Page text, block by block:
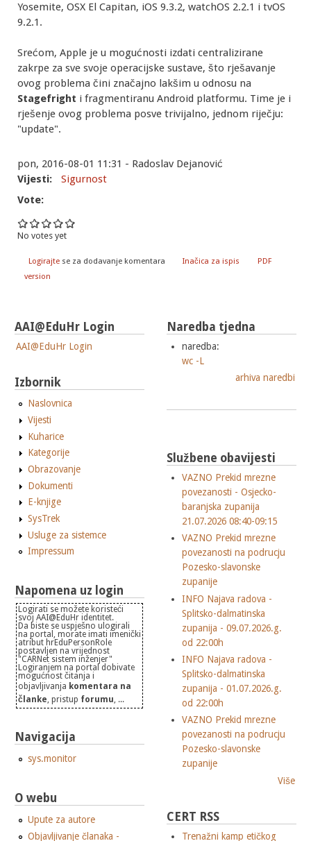
Yosemite, OSX El Capitan, iOS 9.3.2, watchOS 2.2.1 i tvOS
9.2.1.
Srećom, Apple je u mogućnosti izdati centralizirane
zakrpe za sve svoje operacijske sustave, što rješavanje
ovog problema čini značajno lakšim u odnosu na
Stagefright i fragmentiranu Android platformu. Time je i
rješenje ovog problema posve trivijalno, jednom riječju:
"update".
pon, 2016-08-01 11:31 - Radoslav Dejanović
Vijesti:
Sigurnost
Vote:
No votes yet
Logirajtese za dodavanje komentara Inačica za ispis
PDF
version
AAI@EduHr Login
AAI@EduHr Login
Izbornik
Naslovnica
Vijesti
Kuharice
Kategorije
Obrazovanje
Dokumenti
E-knjige
SysTrek
Usluge za sistemce
Impressum
Napomena uz login
Logirati se možete koristeći
svoj AAI@EduHr identitet.
Da biste se uspješno ulogirali
na portal, morate imati imenički
atribut hrEduPersonRole
postavljen na vrijednost
"CARNet sistem inženjer"
Logiranjem na portal dobivate
mogućnost čitanja i
objavljivanja komentara na
članke, pristup forumu, ...
Navigacija
sys.monitor
O webu
Upute za autore
Objavljivanje članaka -
Naredba tjedna
naredba:
wc -L
arhiva naredbi
Službene obavijesti
VAZNO Prekid mrezne
povezanosti - Osjecko-
baranjska zupanija
21.07.2026 08:40-09:15
VAZNO Prekid mrezne
povezanosti na podrucju
Pozesko-slavonske
zupanije
INFO Najava radova -
Splitsko-dalmatinska
zupanija - 09.07.2026.g.
od 22:00h
INFO Najava radova -
Splitsko-dalmatinska
zupanija - 01.07.2026.g.
od 22:00h
VAZNO Prekid mrezne
povezanosti na podrucju
Pozesko-slavonske
zupanije
Više
CERT RSS
Trenažni kamp etičkog